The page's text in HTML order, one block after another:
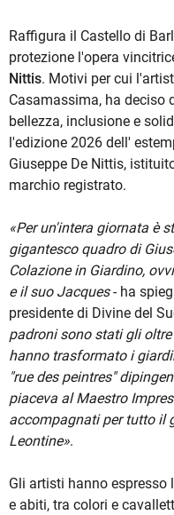
Raffigura il Castello di
protezione l'opera
Nittis. Motivi per cui
Casamassima, ha deciso
bellezza, inclusione e
l'edizione 2026 dell'
Giuseppe De Nittis,
marchio registrato.
«Per un'intera giornata è
gigantesco quadro di
Colazione in Giardino,
e il suo Jacques- ha
presidente di Divine del
padroni sono stati gli
hanno trasformato i
"rue des peintres"
piaceva al Maestro
accompagnati per tutto il
Leontine».
Gli artisti hanno espresso
e abiti, tra colori e